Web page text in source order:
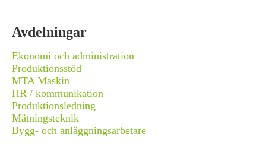
Avdelningar
Ekonomi och administration
Produktionsstöd
MTA Maskin
HR / kommunikation
Produktionsledning
Mätningsteknik
Bygg- och anläggningsarbetare